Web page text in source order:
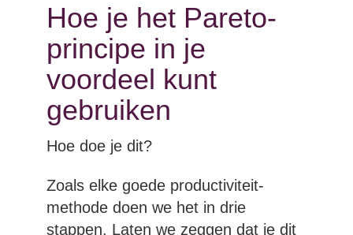
Hoe je het Pareto-
principe in je
voordeel kunt
gebruiken
Hoe doe je dit?
Zoals elke goede productiviteit-
methode doen we het in drie
stappen. Laten we zeggen dat je dit